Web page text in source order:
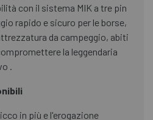
con il sistema MIK a tre pin
rapido e sicuro per le borse,
da campeggio, abiti
la leggendaria
.
in più e l'erogazione